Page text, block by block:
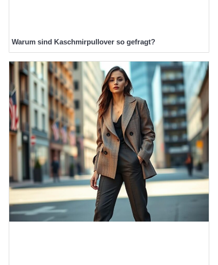
Warum sind Kaschmirpullover so gefragt?